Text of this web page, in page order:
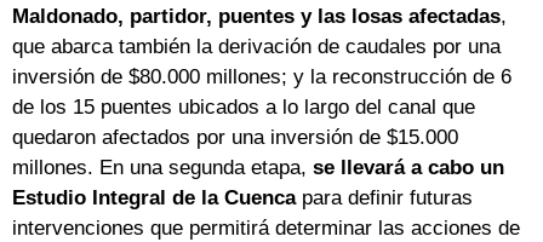
Maldonado, partidor, puentes y las losas afectadas,
que abarca también la derivación de caudales por una
inversión de $80.000 millones; y la reconstrucción de 6
de los 15 puentes ubicados a lo largo del canal que
quedaron afectados por una inversión de $15.000
millones. En una segunda etapa, se llevará a cabo un
Estudio Integral de la Cuencapara definir futuras
intervenciones que permitirá determinar las acciones de